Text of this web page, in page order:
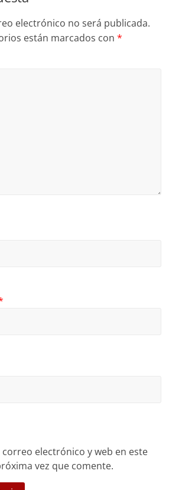
electrónico no será publicada.
están marcados con*
electrónico y web en este
vez que comente.